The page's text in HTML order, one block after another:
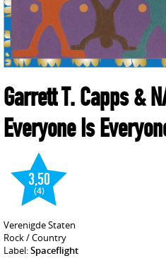
Garrett T. Capps &
Everyone Is
3,50
(4)
Verenigde Staten
Rock / Country
Label:Spaceflight